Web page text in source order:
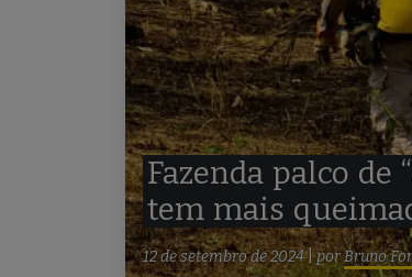
Fazenda palco de
tem mais
12 de setembro de 2024|porBruno